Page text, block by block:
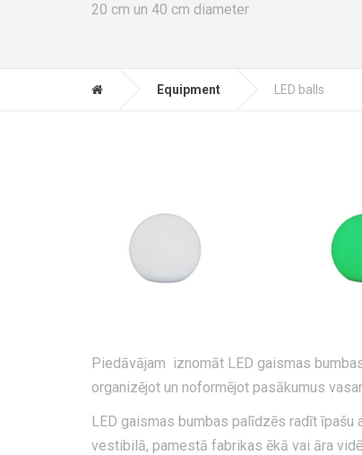
20 cm un 40 cm diameter
Equipment LED balls
Piedāvājam iznomāt LED gaismas
organizējot un noformējot pasākumus
LED gaismas bumbas palīdzēs radīt
vestibilā, pamestā fabrikas ēkā vai āra